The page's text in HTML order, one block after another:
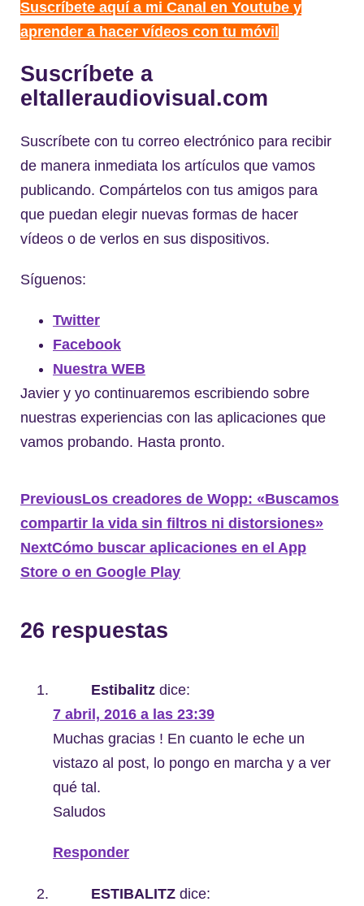
Suscríbete aquí a mi Canal en Youtube y
aprender a hacer vídeos con tu móvil
Suscríbete a
eltalleraudiovisual.com
Suscríbete con tu correo electrónico para recibir
de manera inmediata los artículos que vamos
publicando. Compártelos con tus amigos para
que puedan elegir nuevas formas de hacer
vídeos o de verlos en sus dispositivos.
Síguenos:
Twitter
Facebook
Nuestra WEB
Javier y yo continuaremos escribiendo sobre
nuestras experiencias con las aplicaciones que
vamos probando. Hasta pronto.
PreviousLos creadores de Wopp: «Buscamos
compartir la vida sin filtros ni distorsiones»
NextCómo buscar aplicaciones en el App
Store o en Google Play
26 respuestas
Estibalitz dice:
7 abril, 2016 a las 23:39
Muchas gracias ! En cuanto le eche un
vistazo al post, lo pongo en marcha y a ver
qué tal.
Saludos
Responder
ESTIBALITZ dice: